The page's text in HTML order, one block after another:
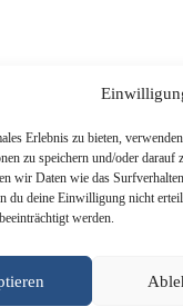
Erlebnis zu bieten,
zu speichern und/oder darauf
wir Daten wie das
du deine Einwilligung nicht
werden.
Newsletter